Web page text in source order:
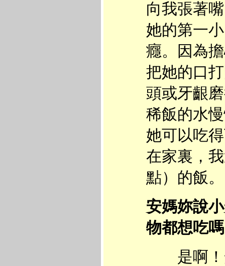
向我張著
她的第一
癮。因為
把她的口
頭或牙齦
稀飯的水
她可以吃
在家裏，
點）的飯。
安媽妳說
物都想吃
是啊！